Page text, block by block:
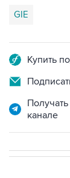
GIE
Купить
канале